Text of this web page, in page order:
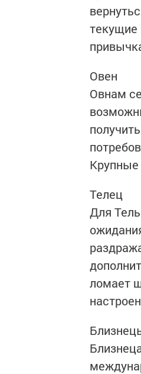
текущие
Овен
Овнам
Крупные
Телец
Для
ломает